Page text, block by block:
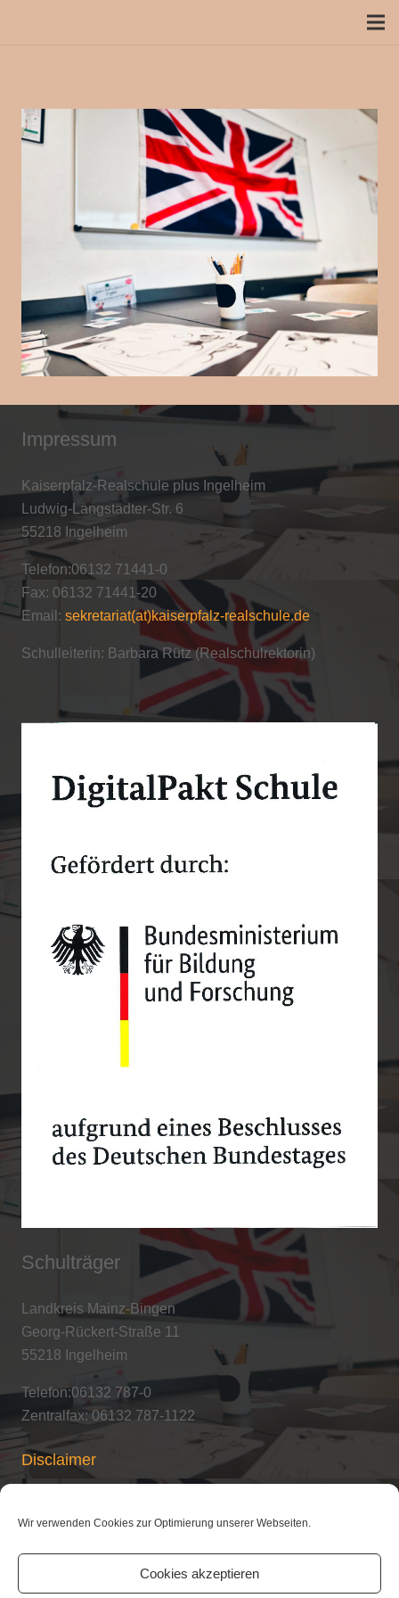
Wir verwenden Cookies zur Optimierung unserer Webseiten.
Cookies akzeptieren
Impressum
Kaiserpfalz-Realschule plus Ingelheim
Ludwig-Langstädter-Str. 6
55218 Ingelheim
Telefon:06132 71441-0
Fax: 06132 71441-20
Email: sekretariat(at)kaiserpfalz-realschule.de
Schulleiterin: Barbara Rütz (Realschulrektorin)
Schulträger
Landkreis Mainz-Bingen
Georg-Rückert-Straße 11
55218 Ingelheim
Telefon:06132 787-0
Zentralfax: 06132 787-1122
Disclaimer
Copyright / Urheberrecht
Datenschutzerklärung